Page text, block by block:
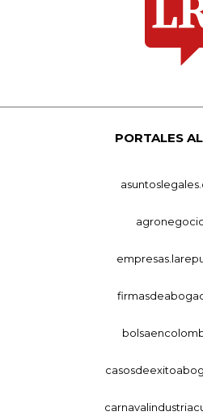
PORTALES